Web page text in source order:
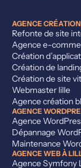
AGENCE
Refonte de site
Agence e-
Création
Création de
Création de site
Webmaster lille
Agence création
AGENCE
Agence
Dépannage
Maintenance
AGENCE WEB À
Agence Symfony